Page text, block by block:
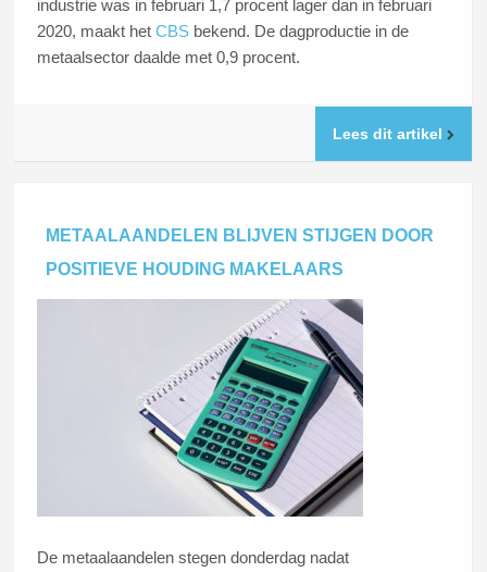
industrie was in februari 1,7 procent lager dan in februari
2020, maakt hetCBS bekend. De dagproductie in de
metaalsector daalde met 0,9 procent.
Lees dit artikel
METAALAANDELEN BLIJVEN STIJGEN DOOR
POSITIEVE HOUDING MAKELAARS
De metaalaandelen stegen donderdag nadat